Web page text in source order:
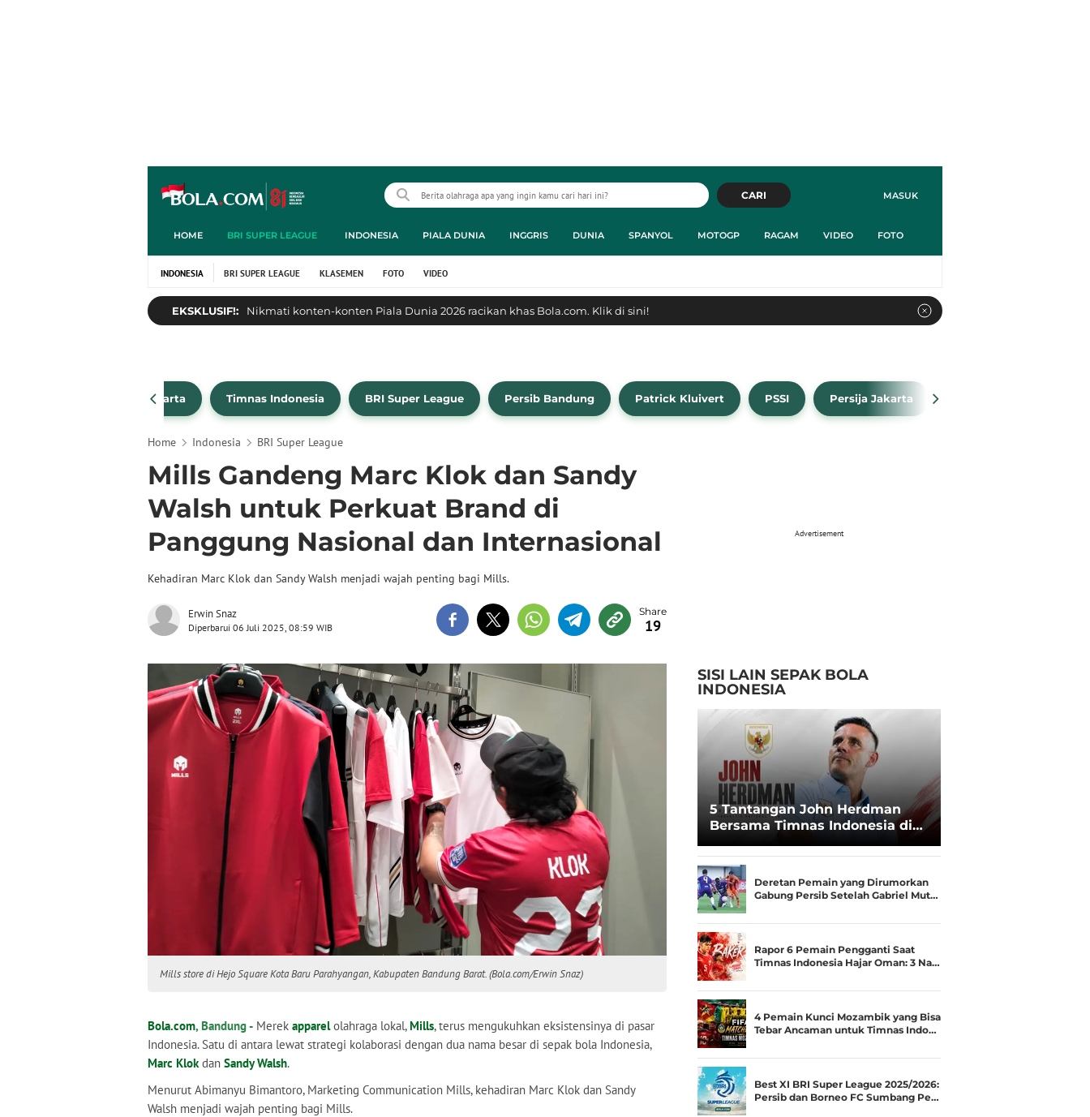
MASUK
CARI
HOME BRI SUPER LEAGUE INDONESIA PIALA DUNIA INGGRIS DUNIA SPANYOL MOTOGP RAGAM VIDEO FOTO
INDONESIA BRI SUPER LEAGUE KLASEMEN FOTO VIDEO
EKSKLUSIF!: Nikmati konten-konten Piala Dunia 2026 racikan khas Bola.com. Klik di sini!
Persija Jakarta Timnas Indonesia BRI Super League Persib Bandung Patrick Kluivert PSSI Persija Jakarta
Home Indonesia BRI Super League
Mills Gandeng Marc Klok dan Sandy
Walsh untuk Perkuat Brand di
Panggung Nasional dan Internasional
Kehadiran Marc Klok dan Sandy Walsh menjadi wajah penting bagi Mills.
Erwin Snaz
Diperbarui 06 Juli 2025, 08:59 WIB 19
Mills store di Hejo Square Kota Baru Parahyangan, Kabupaten Bandung Barat. (Bola.com/Erwin Snaz)
Bola.com, Bandung - Merek apparelolahraga lokal,Mills, terus mengukuhkan eksistensinya di pasar
Indonesia. Satu di antara lewat strategi kolaborasi dengan dua nama besar di sepak bola Indonesia,
Marc Klokdan Sandy Walsh.
Menurut Abimanyu Bimantoro, Marketing Communication Mills, kehadiran Marc Klok dan Sandy
Walsh menjadi wajah penting bagi Mills.
Advertisement
SISI LAIN SEPAK BOLA
INDONESIA
5 Tantangan John Herdman
Bersama Timnas Indonesia di
Spesialis Runner-up Menjadi
Juara
Deretan Pemain yang Dirumorkan
Gabung Persib Setelah Gabriel Mut…
Rapor 6 Pemain Pengganti Saat
Timnas Indonesia Hajar Oman: 3 Na…
4 Pemain Kunci Mozambik yang Bisa
Tebar Ancaman untuk Timnas Indo…
Best XI BRI Super League 2025/2026:
Persib dan Borneo FC Sumbang Pe…